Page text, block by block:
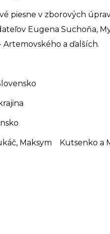
piesne v zborových
Eugena Suchoňa,
Artemovského a ďalších.
Maksym Kutsenko a